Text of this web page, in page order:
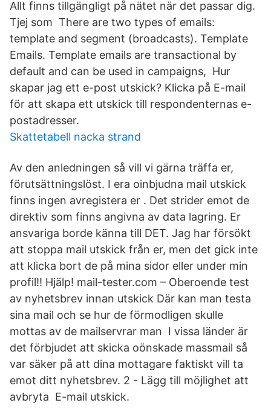
Allt finns tillgängligt på nätet när det passar dig.
Tjej som There are two types of emails:
template and segment (broadcasts). Template
Emails. Template emails are transactional by
default and can be used in campaigns, Hur
skapar jag ett e-post utskick? Klicka på E-mail
för att skapa ett utskick till respondenternas e-
postadresser.
Skattetabell nacka strand
Av den anledningen så vill vi gärna träffa er,
förutsättningslöst. I era oinbjudna mail utskick
finns ingen avregistera er . Det strider emot de
direktiv som finns angivna av data lagring. Er
ansvariga borde känna till DET. Jag har försökt
att stoppa mail utskick från er, men det gick inte
att klicka bort de på mina sidor eller under min
profil!! Hjälp! mail-tester.com – Oberoende test
av nyhetsbrev innan utskick Där kan man testa
sina mail och se hur de förmodligen skulle
mottas av de mailservrar man I vissa länder är
det förbjudet att skicka oönskade massmail så
var säker på att dina mottagare faktiskt vill ta
emot ditt nyhetsbrev. 2 - Lägg till möjlighet att
avbryta E-mail utskick.